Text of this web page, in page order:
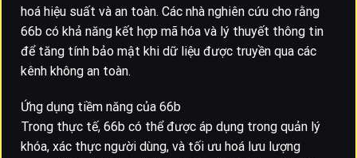
hoá hiệu suất và an toàn. Các nhà nghiên cứu cho rằng
66b có khả năng kết hợp mã hóa và lý thuyết thông tin
để tăng tính bảo mật khi dữ liệu được truyền qua các
kênh không an toàn.
Ứng dụng tiềm năng của 66b
Trong thực tế, 66b có thể được áp dụng trong quản lý
khóa, xác thực người dùng, và tối ưu hoá lưu lượng